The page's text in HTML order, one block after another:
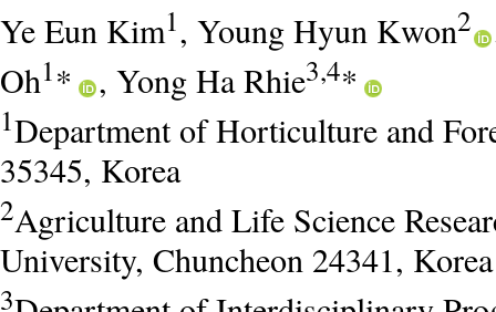
Ye Eun Kim1, Young Hyun Kwon2
Oh1* , Yong Ha Rhie3,4*
1Department of Horticulture and
35345, Korea
2Agriculture and Life Science
University, Chuncheon 24341, Korea
3